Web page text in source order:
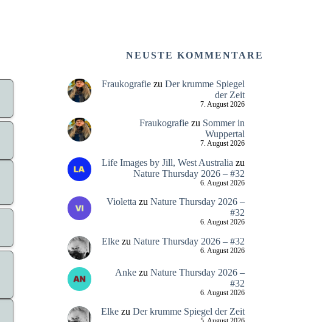
NEUSTE KOMMENTARE
Fraukografiezu Der krumme Spiegel
der Zeit
7. August 2026
Fraukografiezu Sommer in
Wuppertal
7. August 2026
Life Images by Jill, West Australia zu
Nature Thursday 2026 – #32
6. August 2026
Violettazu Nature Thursday 2026 –
#32
6. August 2026
Elkezu Nature Thursday 2026 – #32
6. August 2026
Ankezu Nature Thursday 2026 –
#32
6. August 2026
Elkezu Der krumme Spiegel der Zeit